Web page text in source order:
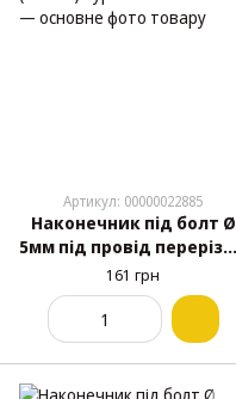
Артикул: 00000022885
Наконечник під болт Ø
5мм під провід перерізом
2.5 (100шт) Туреччина
TT1401.3
161 грн